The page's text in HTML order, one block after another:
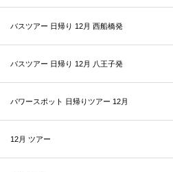
バスツアー 日帰り 12月 西船橋発
バスツアー 日帰り 12月 八王子発
パワースポット 日帰りツアー 12月
12月 ツアー